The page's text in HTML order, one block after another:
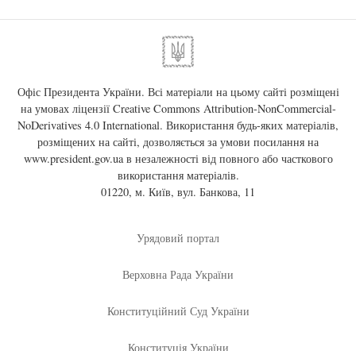
Офіс Президента України. Всі матеріали на цьому сайті розміщені
на умовах ліцензії Creative Commons Attribution-NonCommercial-
NoDerivatives 4.0 International. Використання будь-яких матеріалів,
розміщених на сайті, дозволяється за умови посилання на
www.president.gov.uaв незалежності від повного або часткового
використання матеріалів.
01220, м. Київ, вул. Банкова, 11
Урядовий портал
Верховна Рада України
Конституційний Суд України
Конституція України